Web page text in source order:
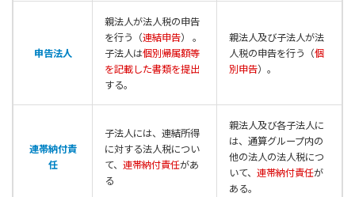
申告法人
親法人が法人税の申告
を行う（連結申告） 。
子法人は個別帰属額等
を記載した書類を提出
する。
親法人及び子法人が法
人税の申告を行う（個
別申告）。
連帯納付責
任
子法人には、連結所得
に対する法人税につい
て、 連帯納付責任があ
る
親法人及び各子法人に
は、通算グループ内の
他の法人の法人税につ
いて、 連帯納付責任が
ある。